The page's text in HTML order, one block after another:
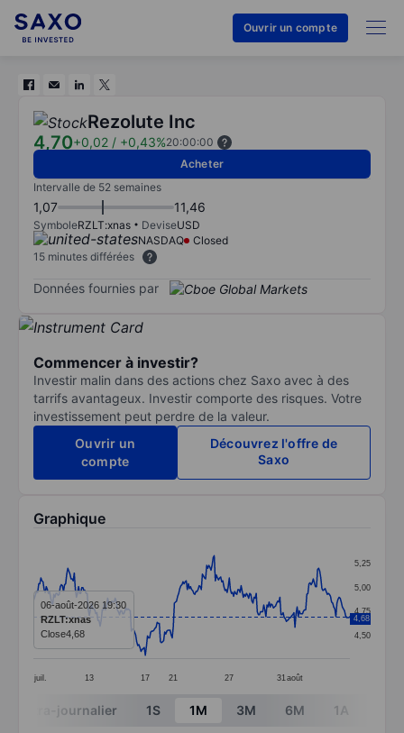
Ouvrir un compte
Rezolute Inc
4,70+0,02 / +0,43%20:00:00
Acheter
Intervalle de 52 semaines
1,07 11,46
SymboleRZLT:xnas DeviseUSD
NASDAQ
Closed
15 minutes différées
Données fournies par
Commencer à investir?
Investir malin dans des actions chez Saxo avec à des
tarrifs avantageux. Investir comporte des risques. Votre
investissement peut perdre de la valeur.
Ouvrir un
compte
Découvrez l'offre de
Saxo
Graphique
Line chart with 295 data points.
The chart has 1 X axis displaying categories.
The chart has 1 Y axis displaying values. Data
juil. 13 17 21 27 31 août
4,50
4,75
5,00
5,25
4,68
06-août-2026 19:30
RZLT:xnas
Close4,68
End of interactive chart.
Intra-journalier 1S 1M 3M 6M 1A